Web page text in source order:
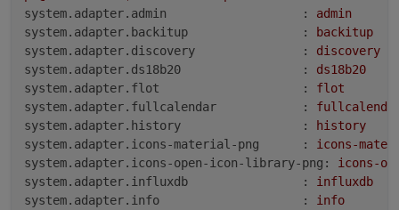
system.adapter.admin                   :
admin
system.adapter.backitup                :
backitup
system.adapter.discovery               :
discovery
system.adapter.ds18b20                 :
ds18b20
system.adapter.flot                    :
flot
system.adapter.fullcalendar            :
system.adapter.history                 :
history
system.adapter.icons-material-png      :
icons-
system.adapter.icons-open-icon-library-png:
icons-
system.adapter.influxdb                :
influxdb
system.adapter.info                    :
info